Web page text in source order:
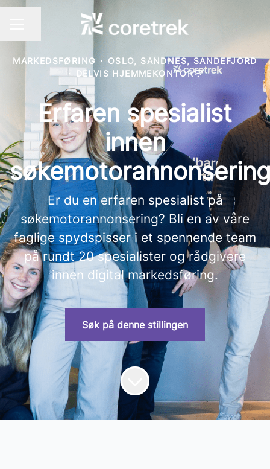
MARKEDSFØRING · OSLO, SANDNES, SANDEFJORD
·
DELVIS HJEMMEKONTOR
Erfaren spesialist
innen
søkemotorannonsering
Er du en erfaren spesialist på
søkemotorannonsering? Bli en av våre
faglige spydspisser i et spennende team
på rundt 20 spesialister og rådgivere
innen digital markedsføring.
Søk på denne stillingen